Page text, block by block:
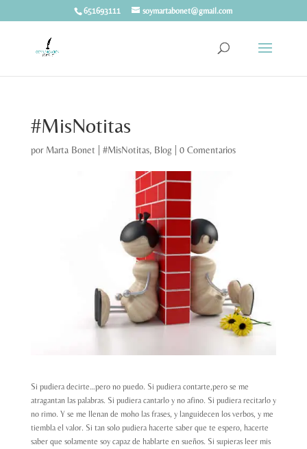
651693111 soymartabonet@gmail.com
#MisNotitas
por Marta Bonet #MisNotitas, Blog 0 Comentarios
Si pudiera decirte…pero no puedo. Si pudiera contarte,pero se me
atragantan las palabras. Si pudiera cantarlo y no afino. Si pudiera recitarlo y
no rimo. Y se me llenan de moho las frases, y languidecen los verbos, y me
tiembla el valor. Si tan solo pudiera hacerte saber que te espero, hacerte
saber que solamente soy capaz de hablarte en sueños. Si supieras leer mis